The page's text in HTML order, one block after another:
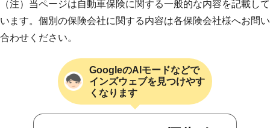
（注）当ページは自動車保険に関する一般的な内容を記載して
います。個別の保険会社に関する内容は各保険会社様へお問い
合わせください。
GoogleのAIモードなどで
インズウェブを見つけやす
くなります